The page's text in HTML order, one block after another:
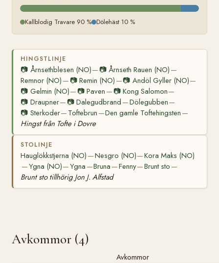
Kallblodig Travare 90 % Dölehäst 10 %
HINGSTLINJE
📷 Årnsethblesen (NO)— 📷Årnseth Rauen (NO) —
Remnor (NO) — 📷Remin (NO) —📷 Andöl Gyller (NO)—
📷 Gelmin (NO)— 📷Paven — 📷 Kong Salomon—
📷 Draupner— 📷Dalegudbrand —Dölegubben—
📷 Sterkoder— Toftebrun —Den gamle Toftehingsten —
Hingst från Tofte i Dovre
STOLINJE
Hauglökkstjerna (NO) —Nesgro (NO)—Kora Maks (NO)
—Ygna (NO)—Ygna —Bruna —Fenny—Brunt sto —
Brunt sto tillhörig Jon J. Alfstad
Avkommor (4)
Avkommor